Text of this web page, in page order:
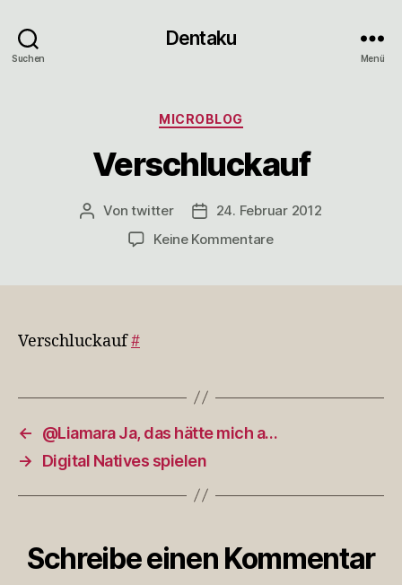
Suchen
Dentaku
Menü
Kategorien
MICROBLOG
Verschluckauf
Beitragsautor
Vontwitter Veröffentlichungsdatum
24. Februar 2012
Keine Kommentarezu
Verschluckauf#
←
@Liamara Ja, das hätte mich a…
→
Digital Natives spielen
Schreibe einen Kommentar